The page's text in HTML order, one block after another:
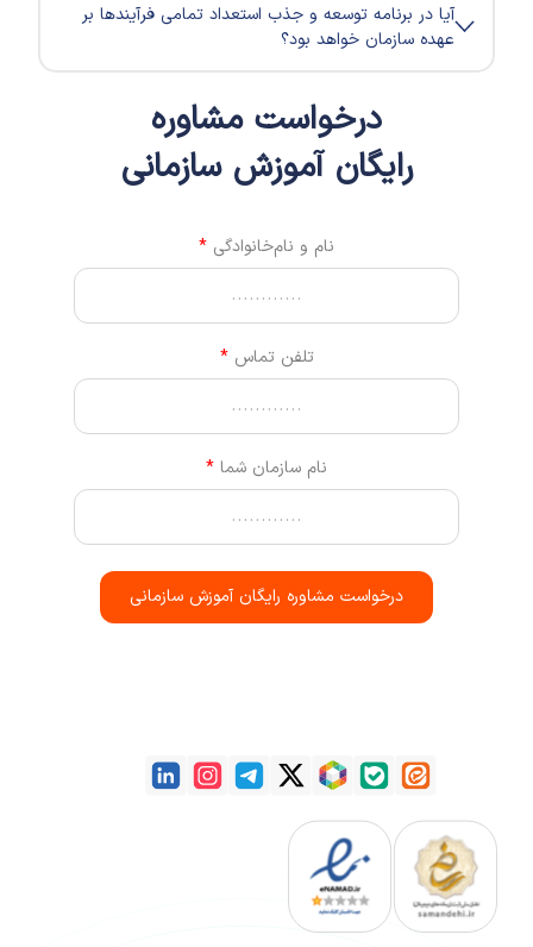
آیا در برنامه توسعه و جذب استعداد تمامی فرآیندها بر
عهده سازمان خواهد بود؟
درخواست مشاوره
رایگان آموزش سازمانی
نام و نام‌خانوادگی
تلفن تماس
نام سازمان شما
درخواست مشاوره رایگان آموزش سازمانی